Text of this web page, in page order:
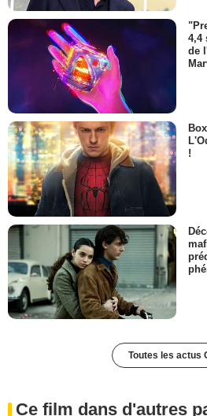
4,4
de
!
Toutes les actus
Ce film dans d'autres